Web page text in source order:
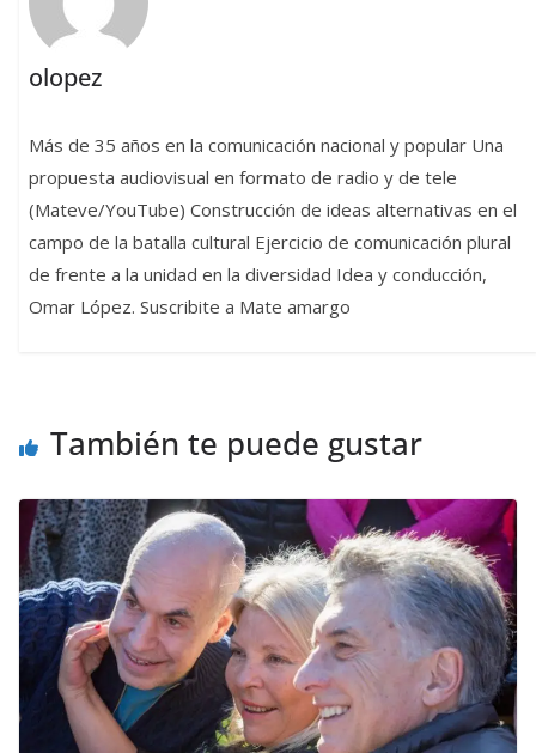
olopez
Más de 35 años en la comunicación nacional y popular Una
propuesta audiovisual en formato de radio y de tele
(Mateve/YouTube) Construcción de ideas alternativas en el
campo de la batalla cultural Ejercicio de comunicación plural
de frente a la unidad en la diversidad Idea y conducción,
Omar López. Suscribite a Mate amargo
También te puede gustar